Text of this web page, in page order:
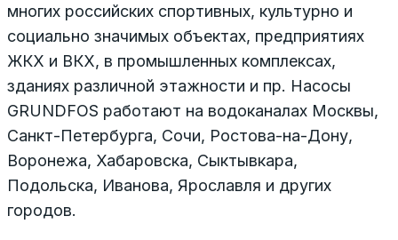
многих российских спортивных, культурно и
социально значимых объектах, предприятиях
ЖКХ и ВКХ, в промышленных комплексах,
зданиях различной этажности и пр. Насосы
GRUNDFOS работают на водоканалах Москвы,
Санкт-Петербурга, Сочи, Ростова-на-Дону,
Воронежа, Хабаровска, Сыктывкара,
Подольска, Иванова, Ярославля и других
городов.